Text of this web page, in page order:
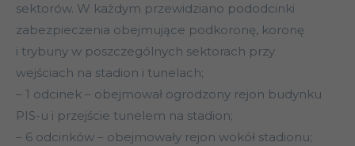
sektorów. W każdym przewidziano pododcinki
zabezpieczenia obejmujące podkoronę, koronę
i trybuny w poszczególnych sektorach przy
wejściach na stadion i tunelach;
– 1 odcinek – obejmował ogrodzony rejon budynku
PIS-u i przejście tunelem na stadion;
– 6 odcinków – obejmowały rejon wokół stadionu;